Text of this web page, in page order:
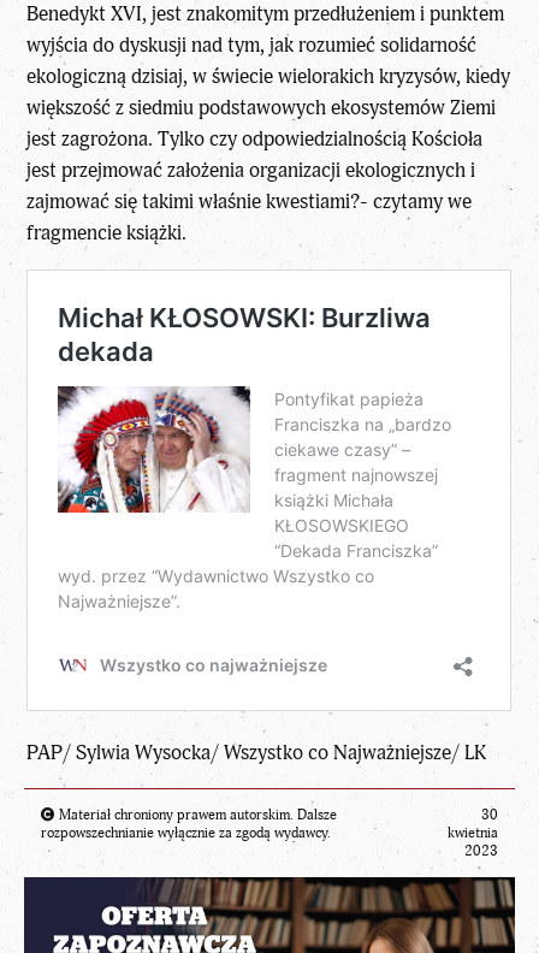
Benedykt XVI, jest znakomitym przedłużeniem i punktem
wyjścia do dyskusji nad tym, jak rozumieć solidarność
ekologiczną dzisiaj, w świecie wielorakich kryzysów, kiedy
większość z siedmiu podstawowych ekosystemów Ziemi
jest zagrożona. Tylko czy odpowiedzialnością Kościoła
jest przejmować założenia organizacji ekologicznych i
zajmować się takimi właśnie kwestiami?- czytamy we
fragmencie książki.
PAP/ Sylwia Wysocka/ Wszystko co Najważniejsze/ LK
Materiał chroniony prawem autorskim. Dalsze
rozpowszechnianie wyłącznie za zgodą wydawcy.
30
kwietnia
2023